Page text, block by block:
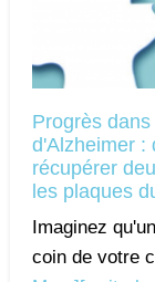
Progrès
d'Alzheimer :
récupérer
les plaques
Imaginez
coin de votre